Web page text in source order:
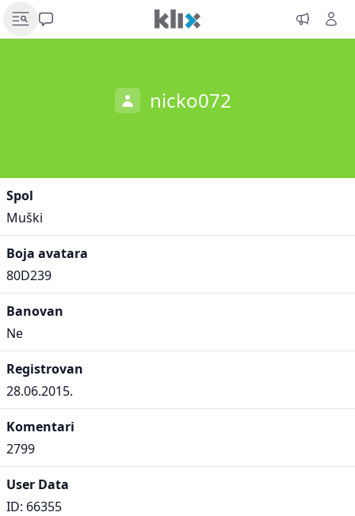
nicko072
Spol
Muški
Boja avatara
80D239
Banovan
Ne
Registrovan
28.06.2015.
Komentari
2799
User Data
ID: 66355